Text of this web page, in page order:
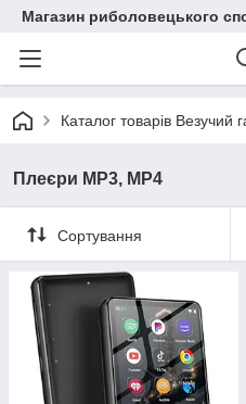
Магазин риболовецького
Каталог товарів Везучий
Плеєри MP3, MP4
Сортування